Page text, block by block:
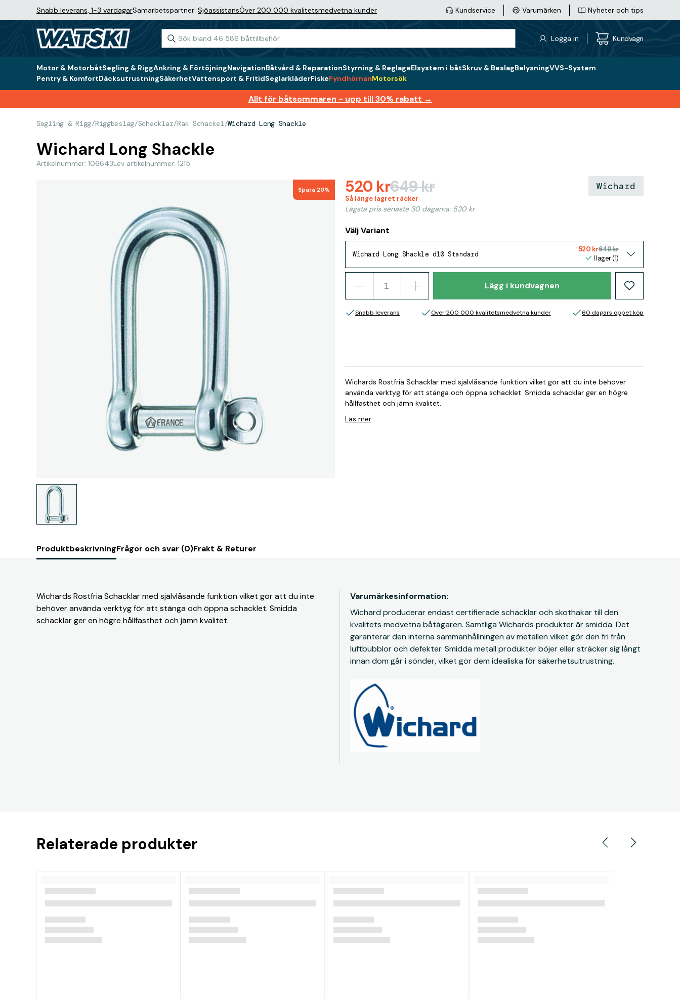
Snabb leverans, 1-3 vardagarSamarbetspartner: SjöassistansÖver 200 000 kvalitetsmedvetna kunder Kundservice Varumärken Nyheter och tips
Logga in Kundvagn
Motor & MotorbåtSegling & RiggAnkring & FörtöjningNavigationBåtvård & ReparationStyrning & ReglageElsystem i båtSkruv & BeslagBelysningVVS-System
Pentry & KomfortDäcksutrustningSäkerhetVattensport & FritidSeglarkläderFiskeFyndhörnanMotorsök
Allt för båtsommaren - upp till 30% rabatt →
Segling & Rigg/Riggbeslag/Schacklar/Rak Schackel/Wichard Long Shackle
Wichard Long Shackle
Artikelnummer: 106643Lev artikelnummer: 1215
Spara 20% 520 kr649 kr
Så länge lagret räcker
Lägsta pris senaste 30 dagarna: 520 kr
Wichard
Välj Variant
Wichard Long Shackle d10 Standard
520 kr649 kr
I lager (1)
Lägg i kundvagnen
Snabb leverans Över 200 000 kvalitetsmedvetna kunder 60 dagars öppet köp
Wichards Rostfria Schacklar med självlåsande funktion vilket gör att du inte behöver
använda verktyg för att stänga och öppna schacklet. Smidda schacklar ger en högre
hållfasthet och jämn kvalitet.
Läs mer
ProduktbeskrivningFrågor och svar (0)Frakt & Returer
Wichards Rostfria Schacklar med självlåsande funktion vilket gör att du inte
behöver använda verktyg för att stänga och öppna schacklet. Smidda
schacklar ger en högre hållfasthet och jämn kvalitet.
Varumärkesinformation:
Wichard producerar endast certifierade schacklar och skothakar till den
kvalitets medvetna båtägaren. Samtliga Wichards produkter är smidda. Det
garanterar den interna sammanhållningen av metallen vilket gör den fri från
luftbubblor och defekter. Smidda metall produkter böjer eller sträcker sig långt
innan dom går i sönder, vilket gör dem idealiska för säkerhetsutrustning.
Relaterade produkter